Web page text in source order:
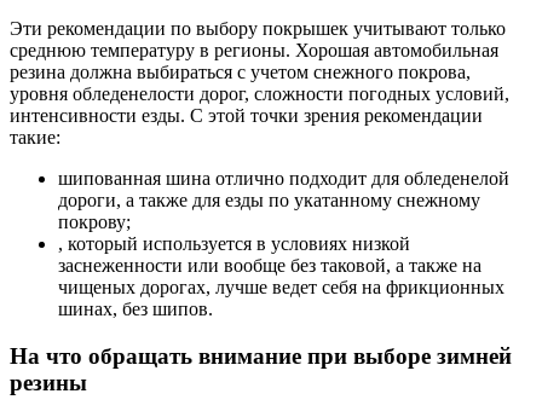
Эти рекомендации по выбору покрышек учитывают только
среднюю температуру в регионы. Хорошая автомобильная
резина должна выбираться с учетом снежного покрова,
уровня обледенелости дорог, сложности погодных условий,
интенсивности езды. С этой точки зрения рекомендации
такие:
шипованная шина отлично подходит для обледенелой
дороги, а также для езды по укатанному снежному
покрову;
, который используется в условиях низкой
заснеженности или вообще без таковой, а также на
чищеных дорогах, лучше ведет себя на фрикционных
шинах, без шипов.
На что обращать внимание при выборе зимней
резины